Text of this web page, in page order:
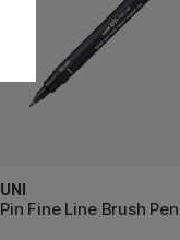
UNI
Pin Fine Line Brush Pen